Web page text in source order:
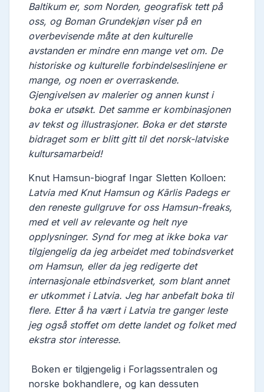
Baltikum er, som Norden, geografisk tett på
oss, og Boman Grundekjøn viser på en
overbevisende måte at den kulturelle
avstanden er mindre enn mange vet om. De
historiske og kulturelle forbindelseslinjene er
mange, og noen er overraskende.
Gjengivelsen av malerier og annen kunst i
boka er utsøkt. Det samme er kombinasjonen
av tekst og illustrasjoner. Boka er det største
bidraget som er blitt gitt til det norsk-latviske
kultursamarbeid!
Knut Hamsun-biograf Ingar Sletten Kolloen:
Latvia med Knut Hamsun og Kārlis Padegs er
den reneste gullgruve for oss Hamsun-freaks,
med et vell av relevante og helt nye
opplysninger. Synd for meg at ikke boka var
tilgjengelig da jeg arbeidet med tobindsverket
om Hamsun, eller da jeg redigerte det
internasjonale etbindsverket, som blant annet
er utkommet i Latvia. Jeg har anbefalt boka til
flere. Etter å ha vært i Latvia tre ganger leste
jeg også stoffet om dette landet og folket med
ekstra stor interesse.
Boken er tilgjengelig i Forlagssentralen og
norske bokhandlere, og kan dessuten